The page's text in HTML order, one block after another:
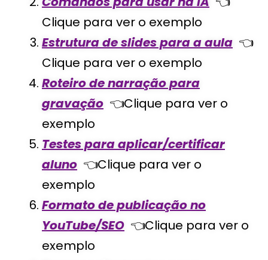
Clique para ver o exemplo
Estrutura de slides para a aula 👈
Clique para ver o exemplo
Roteiro de narração para
gravação 👈Clique para ver o
exemplo
Testes para aplicar/certificar
aluno 👈Clique para ver o
exemplo
Formato de publicação no
YouTube/SEO 👈Clique para ver o
exemplo